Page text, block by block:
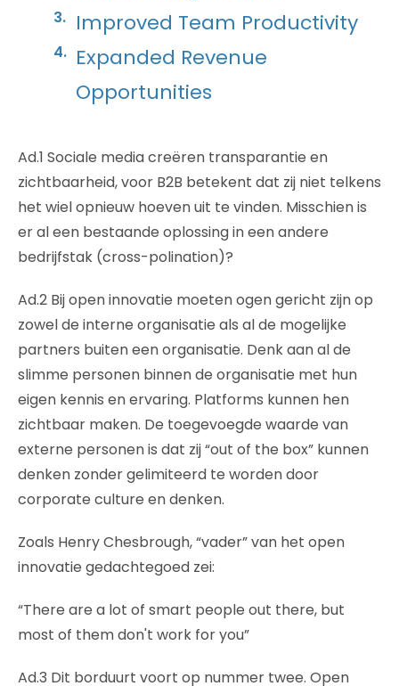
Improved Team Productivity
Expanded Revenue
Opportunities
Ad.1 Sociale media creëren transparantie en
zichtbaarheid, voor B2B betekent dat zij niet telkens
het wiel opnieuw hoeven uit te vinden. Misschien is
er al een bestaande oplossing in een andere
bedrijfstak (cross-polination)?
Ad.2 Bij open innovatie moeten ogen gericht zijn op
zowel de interne organisatie als al de mogelijke
partners buiten een organisatie. Denk aan al de
slimme personen binnen de organisatie met hun
eigen kennis en ervaring. Platforms kunnen hen
zichtbaar maken. De toegevoegde waarde van
externe personen is dat zij “out of the box” kunnen
denken zonder gelimiteerd te worden door
corporate culture en denken.
Zoals Henry Chesbrough, “vader” van het open
innovatie gedachtegoed zei:
“There are a lot of smart people out there, but
most of them don't work for you”
Ad.3 Dit borduurt voort op nummer twee. Open